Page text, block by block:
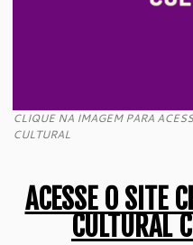
CLIQUE NA IMAGEM PARA
CULTURAL
ACESSE O SITE
CULTURAL